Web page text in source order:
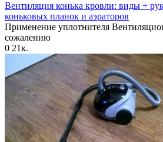
Вентиляция конька кровли: виды +
коньковых планок и аэраторов
Применение уплотнителя
сожалению
0 21к.